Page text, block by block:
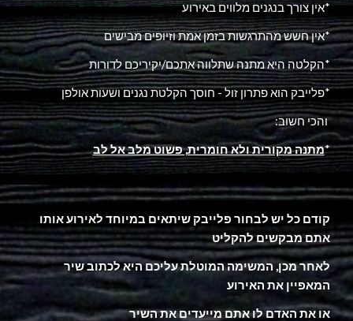
אין צורך בנגנים מלווים באירוע*
אין חשש מהתרגשות בזמן אמת וזיופים מבישים*
הקלטה היא מתנה שתלווה אתכם/יקיריכם לדורות*
פלייבק הוא פתרון זול - חוסך הקלטת נגנים ושעות אולפן*
:והכי חשוב
מתנה מקורית ולא חומרית, פשוט מלב אל לב*
קודם כל יש לבחור פלייבק שיתאים במיוחד לאירוע אותו
אתם מבקשים להקליט
לאחר מכן, המשימה המוטלת עליכם היא לכתוב שיר
המאפיין את האירוע
או את האדם לו אתם מייעדים את השיר